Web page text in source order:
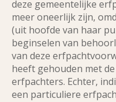
deze gemeentelijke
meer oneerlijk zijn,
(uit hoofde van haar
beginselen van
van deze
heeft gehouden met
erfpachters. Echter,
een particuliere